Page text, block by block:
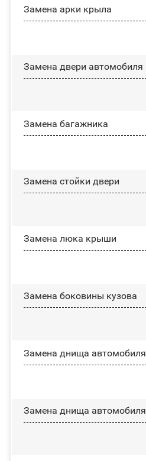
Замена арки крыла
Замена двери автомобиля
Замена багажника
Зaмeнa cтoйĸи двepи
Зaмeнa люĸa ĸpыши
Замена боковины кузова
Замена днища автомобиля
Замена днища автомобиля